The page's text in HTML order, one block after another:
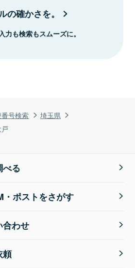
号検索
埼玉県
の確かさを。
力も検索もスムーズに。
べる
・ポストをさがす
合わせ
頼